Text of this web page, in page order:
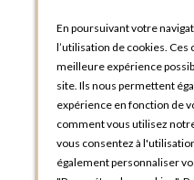
Rue
76800 Saint-
Téléphone :
6 rue Gaye Marie,
En poursuivant votre
l’utilisation de cookies.
meilleure expérience
site. Ils nous permettent
expérience en fonction de
comment vous utilisez
vous consentez à
également personnaliser